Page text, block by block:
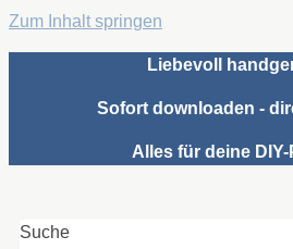
Zum Inhalt springen
Liebevoll
Sofort downloaden -
Alles für deine
Suche